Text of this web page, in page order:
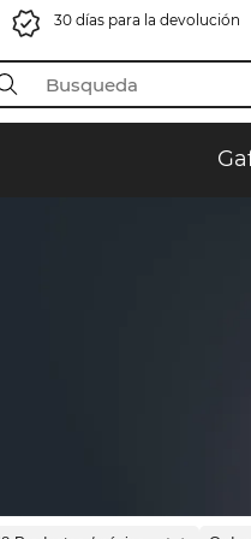
30 días para la devolución